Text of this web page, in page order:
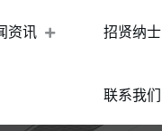
资讯 招贤纳士
联系我们